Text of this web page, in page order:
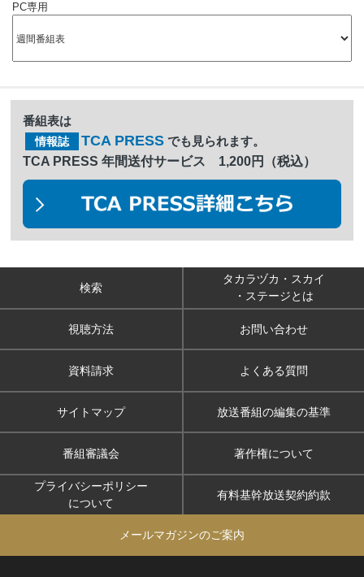
PC専用
番組表は
情報誌 TCA PRESS でも見られます。
TCA PRESS 年間送付サービス 1,200円（税込）
検索
タカラヅカ・スカイ
・ステージとは
視聴方法 お問い合わせ
資料請求 よくある質問
サイトマップ 放送番組の編集の基準
番組審議会 著作権について
プライバシーポリシー
について
有料基幹放送契約約款
メールマガジンのご案内